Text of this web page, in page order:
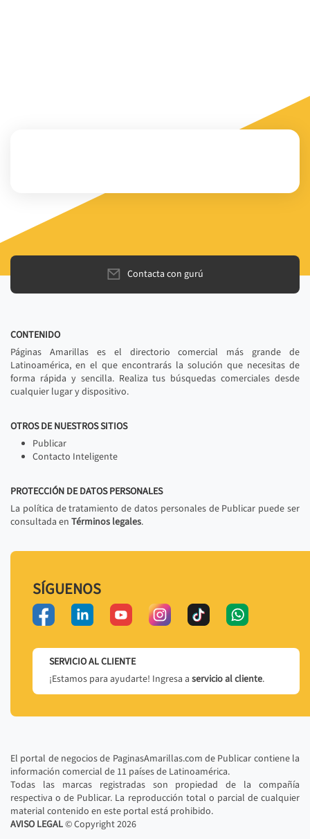
Contacta con gurú
CONTENIDO
Páginas Amarillas es el directorio comercial más grande de
Latinoamérica, en el que encontrarás la solución que necesitas de
forma rápida y sencilla. Realiza tus búsquedas comerciales desde
cualquier lugar y dispositivo.
OTROS DE NUESTROS SITIOS
Publicar
Contacto Inteligente
PROTECCIÓN DE DATOS PERSONALES
La política de tratamiento de datos personales de Publicar puede ser
consultada en Términos legales.
SÍGUENOS
SERVICIO AL CLIENTE
¡Estamos para ayudarte! Ingresa a servicio al cliente.
El portal de negocios de PaginasAmarillas.com de Publicar contiene la
información comercial de 11 países de Latinoamérica.
Todas las marcas registradas son propiedad de la compañía
respectiva o de Publicar. La reproducción total o parcial de cualquier
material contenido en este portal está prohibido.
AVISO LEGAL© Copyright2026